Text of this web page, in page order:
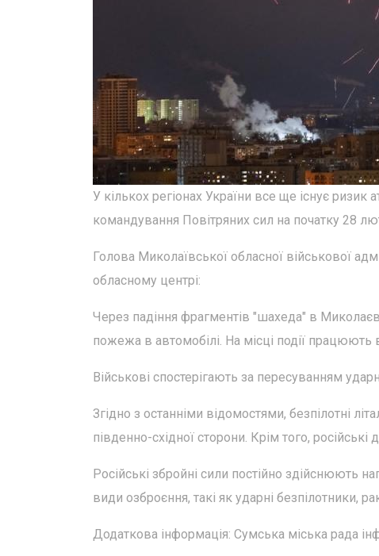
У кількох регіонах України все ще існує
командування Повітряних сил на початку 28
Голова Миколаївської обласної військової
обласному центрі:
Через падіння фрагментів "шахеда" в
пожежа в автомобілі. На місці події працюють
Військові спостерігають за пересуванням
Згідно з останніми відомостями, безпілотні
південно-східної сторони. Крім того,
Російські збройні сили постійно здійснюють
види озброєння, такі як ударні безпілотники,
Додаткова інформація: Сумська міська рада